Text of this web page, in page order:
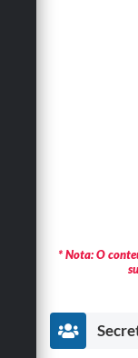
* Nota: O